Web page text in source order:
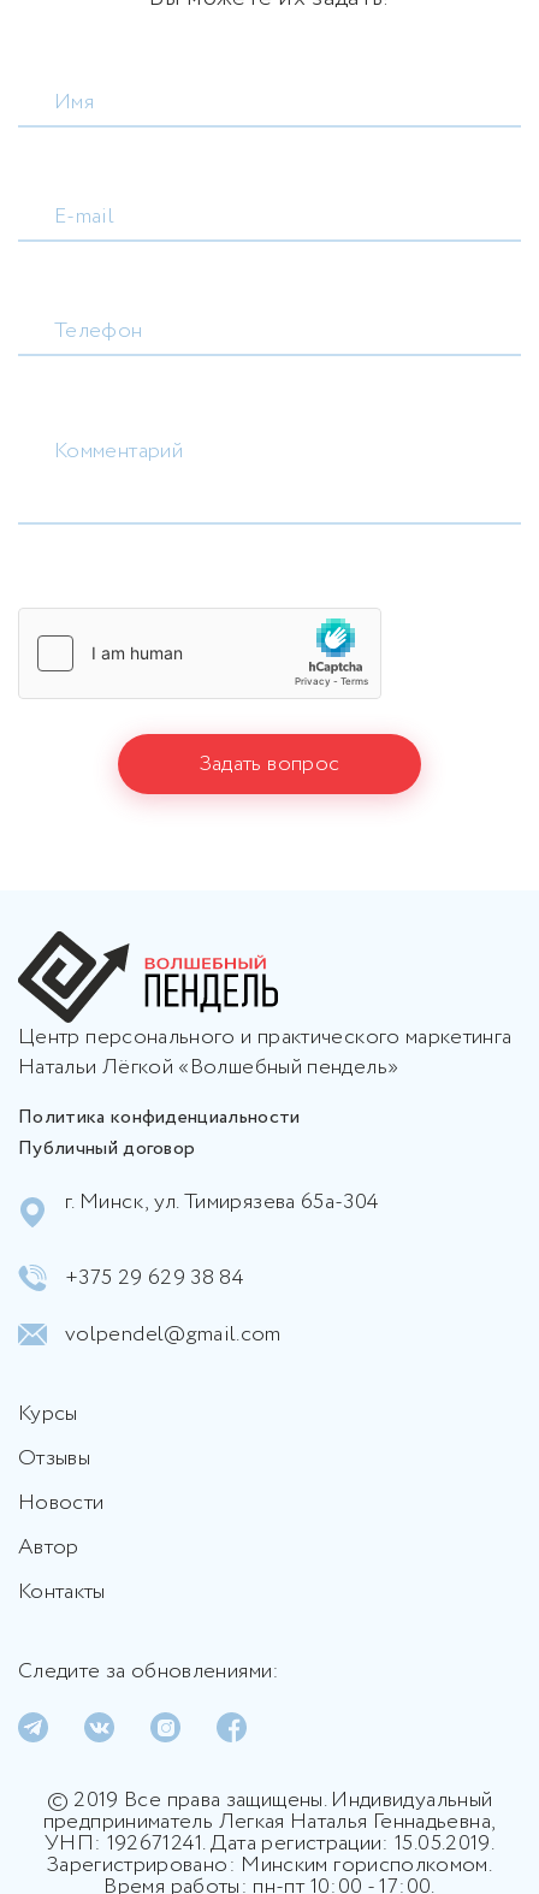
Имя
E-mail
Телефон
Комментарий
Задать вопрос
Центр персонального и практического маркетинга
Натальи Лёгкой «Волшебный пендель»
Политика конфиденциальности
Публичный договор
г. Минск, ул. Тимирязева 65а-304
+375 29 629 38 84
volpendel@gmail.com
Курсы
Отзывы
Новости
Автор
Контакты
Следите за обновлениями:
© 2019 Все права защищены. Индивидуальный
предприниматель Легкая Наталья Геннадьевна,
УНП: 192671241. Дата регистрации: 15.05.2019.
Зарегистрировано: Минским горисполкомом.
Время работы: пн-пт 10:00 - 17:00.